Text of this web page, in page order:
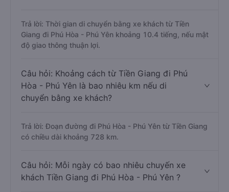
Trả lời: Thời gian di chuyển bằng xe khách từ Tiền
Giang đi Phú Hòa - Phú Yên khoảng 10.4 tiếng, nếu mật
độ giao thông thuận lợi.
Câu hỏi: Khoảng cách từ Tiền Giang đi Phú
Hòa - Phú Yên là bao nhiêu km nếu di
chuyển bằng xe khách?
Trả lời: Đoạn đường đi Phú Hòa - Phú Yên từ Tiền Giang
có chiều dài khoảng 728 km.
Câu hỏi: Mỗi ngày có bao nhiêu chuyến xe
khách Tiền Giang đi Phú Hòa - Phú Yên ?